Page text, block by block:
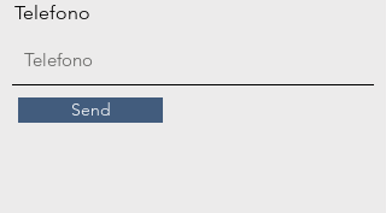
Telefono
Send